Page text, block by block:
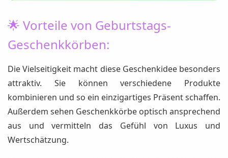
🌟 Vorteile von Geburtstags-
Geschenkkörben:
Die Vielseitigkeit macht diese Geschenkidee besonders
attraktiv. Sie können verschiedene Produkte
kombinieren und so ein einzigartiges Präsent schaffen.
Außerdem sehen Geschenkkörbe optisch ansprechend
aus und vermitteln das Gefühl von Luxus und
Wertschätzung.